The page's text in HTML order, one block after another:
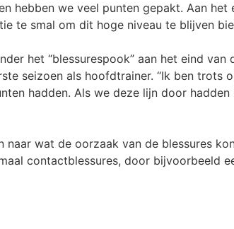
hebben we veel punten gepakt. Aan het
te smal om dit hoge niveau te blijven
het “blessurespook” aan het eind
seizoen als hoofdtrainer. “Ik ben trots
hadden. Als we deze lijn door
naar wat de oorzaak van de blessures
contactblessures, door bijvoorbeeld